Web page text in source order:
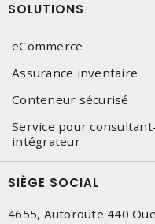
SOLUTIONS
eCommerce
Assurance inventaire
Conteneur sécurisé
Service pour
intégrateur
SIÈGE SOCIAL
4655, Autoroute 440